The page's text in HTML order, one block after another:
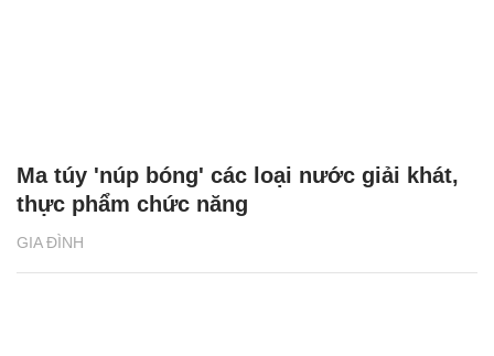
GIA ĐÌNH
Ma túy 'núp bóng' các loại nước giải khát,
thực phẩm chức năng